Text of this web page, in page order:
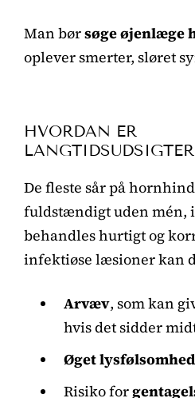
Man børsøge øjenlæge
oplever smerter, sløret
HVORDAN ER
De fleste sår på
fuldstændigt uden mén,
behandles hurtigt og
infektiøse læsioner kan
Arvæv, som kan
hvis det sidder
Øget lysfølsomhed
Risiko for